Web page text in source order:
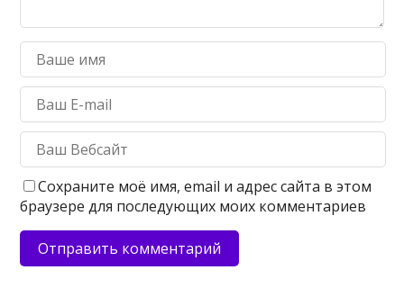
Сохраните моё имя, email и адрес сайта в этом
браузере для последующих моих комментариев